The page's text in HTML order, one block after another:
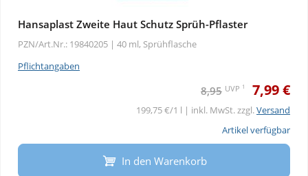
Hansaplast Zweite Haut Schutz Sprüh-Pflaster
PZN/Art.Nr.: 19840205 | 40 ml, Sprühflasche
Pflichtangaben
8,95 UVP 1 7,99 €
199,75 €/1 l | inkl. MwSt. zzgl.Versand
Artikel verfügbar
In den Warenkorb